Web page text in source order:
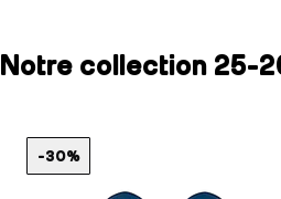
Notre collection 25-
-30%